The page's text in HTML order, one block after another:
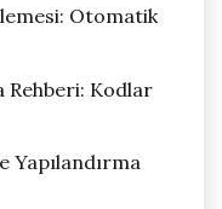
Otomatik
Rehberi: Kodlar
Yapılandırma